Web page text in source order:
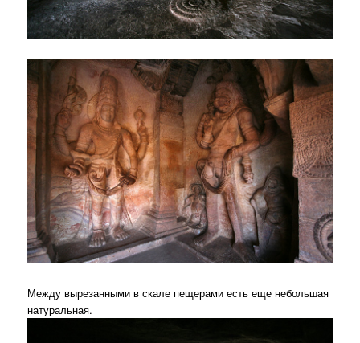
Между вырезанными в скале пещерами есть еще небольшая
натуральная.